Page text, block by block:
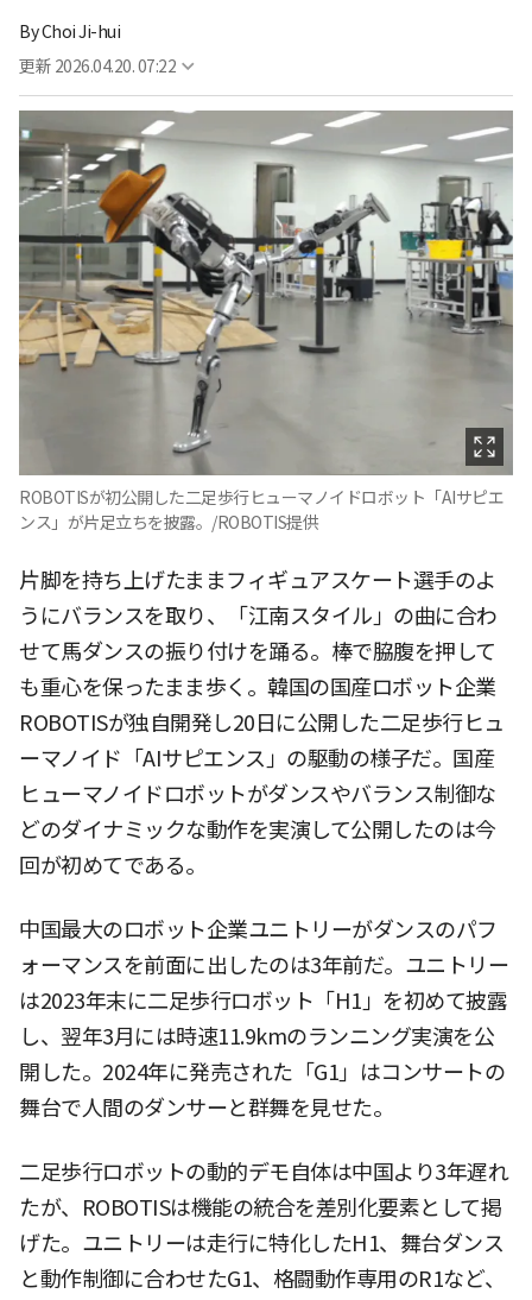
ByChoi Ji-hui
更新 2026.04.20. 07:22
ROBOTISが初公開した二足歩行ヒューマノイドロボット「AIサピエ
ンス」が片足立ちを披露。/ROBOTIS提供
片脚を持ち上げたままフィギュアスケート選手のよ
うにバランスを取り、「江南スタイル」の曲に合わ
せて馬ダンスの振り付けを踊る。棒で脇腹を押して
も重心を保ったまま歩く。韓国の国産ロボット企業
ROBOTISが独自開発し20日に公開した二足歩行ヒュ
ーマノイド「AIサピエンス」の駆動の様子だ。国産
ヒューマノイドロボットがダンスやバランス制御な
どのダイナミックな動作を実演して公開したのは今
回が初めてである。
中国最大のロボット企業ユニトリーがダンスのパフ
ォーマンスを前面に出したのは3年前だ。ユニトリー
は2023年末に二足歩行ロボット「H1」を初めて披露
し、翌年3月には時速11.9kmのランニング実演を公
開した。2024年に発売された「G1」はコンサートの
舞台で人間のダンサーと群舞を見せた。
二足歩行ロボットの動的デモ自体は中国より3年遅れ
たが、ROBOTISは機能の統合を差別化要素として掲
げた。ユニトリーは走行に特化したH1、舞台ダンス
と動作制御に合わせたG1、格闘動作専用のR1など、